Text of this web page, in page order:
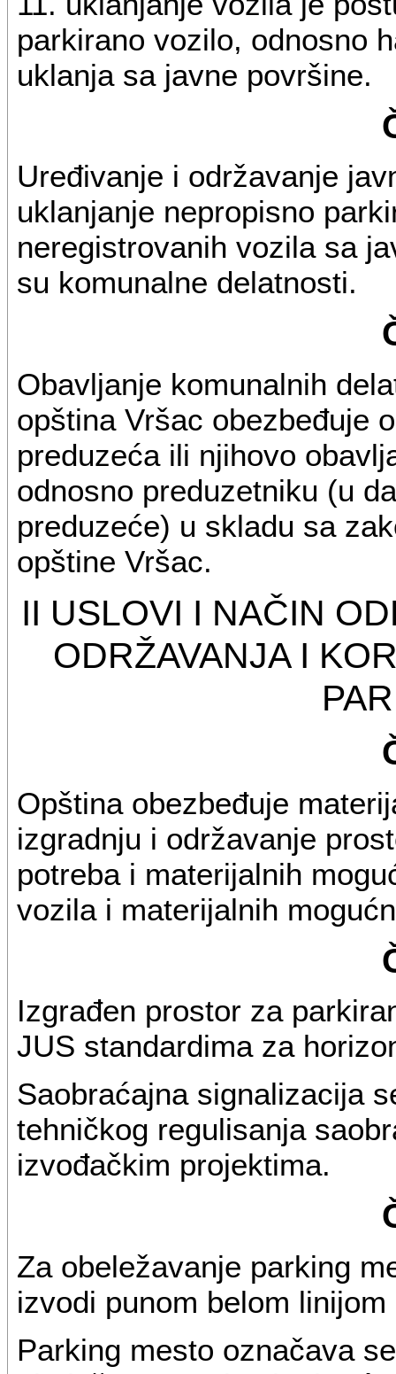
parkirano vozilo, odnosno
uklanja sa javne površine.
Uređivanje i održavanje
uklanjanje nepropisno
neregistrovanih vozila sa
su komunalne delatnosti.
Obavljanje komunalnih
opština Vršac obezbeđuje
preduzeća ili njihovo
odnosno preduzetniku (u
preduzeće) u skladu sa
opštine Vršac.
II USLOVI I NAČIN
ODRŽAVANJA I
Opština obezbeđuje
izgradnju i održavanje
potreba i materijalnih
vozila i materijalnih
Izgrađen prostor za
JUS standardima za
Saobraćajna signalizacija
tehničkog regulisanja
izvođačkim projektima.
Za obeležavanje parking
izvodi punom belom
Parking mesto označava